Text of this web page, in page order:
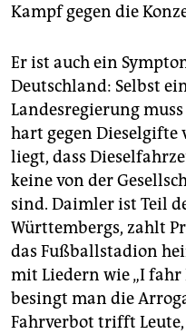
Kampf gegen die
Er ist auch ein
Deutschland: Selbst
Landesregierung
hart gegen Dieselgifte
liegt, dass
keine von der
sind. Daimler ist Teil
Württembergs, zahlt
das Fußballstadion
mit Liedern wie „I
besingt man die
Fahrverbot trifft